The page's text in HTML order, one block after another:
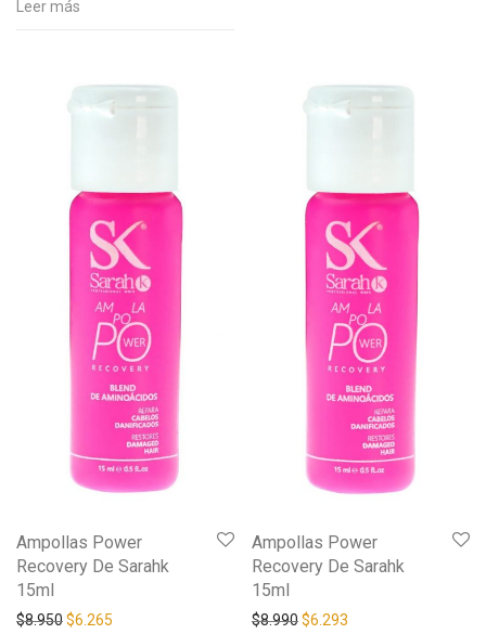
Leer más
Ampollas Power
Recovery De Sarahk
15ml
$8.950$6.265
Ampollas Power
Recovery De Sarahk
15ml
$8.990$6.293